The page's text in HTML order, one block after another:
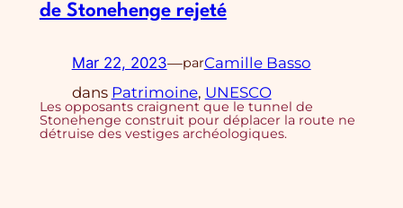
de Stonehenge rejeté
Mar 22, 2023—parCamille Basso
dans Patrimoine, UNESCO
Les opposants craignent que le tunnel de
Stonehenge construit pour déplacer la route ne
détruise des vestiges archéologiques.